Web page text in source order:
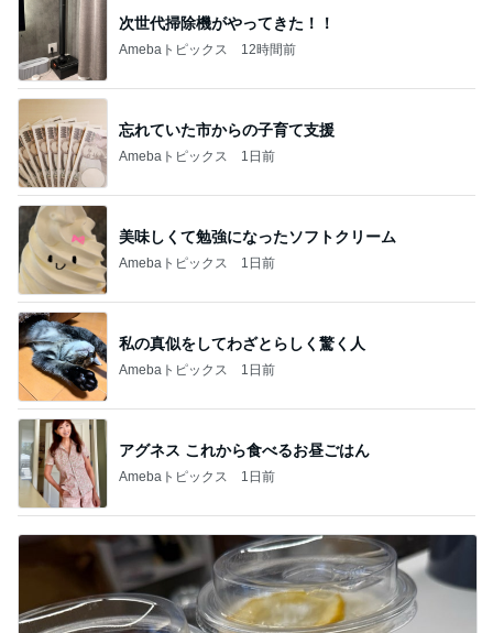
次世代掃除機がやってきた！！
Amebaトピックス 12時間前
忘れていた市からの子育て支援
Amebaトピックス 1日前
美味しくて勉強になったソフトクリーム
Amebaトピックス 1日前
私の真似をしてわざとらしく驚く人
Amebaトピックス 1日前
アグネス これから食べるお昼ごはん
Amebaトピックス 1日前